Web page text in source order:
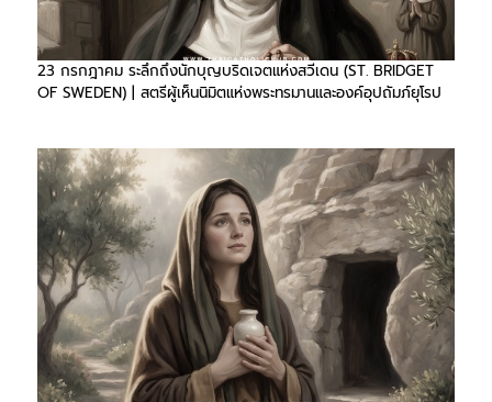
23 กรกฎาคม ระลึกถึงนักบุญบริดเจตแห่งสวีเดน (ST. BRIDGET
OF SWEDEN) | สตรีผู้เห็นนิมิตแห่งพระทรมานและองค์อุปถัมภ์ยุโรป